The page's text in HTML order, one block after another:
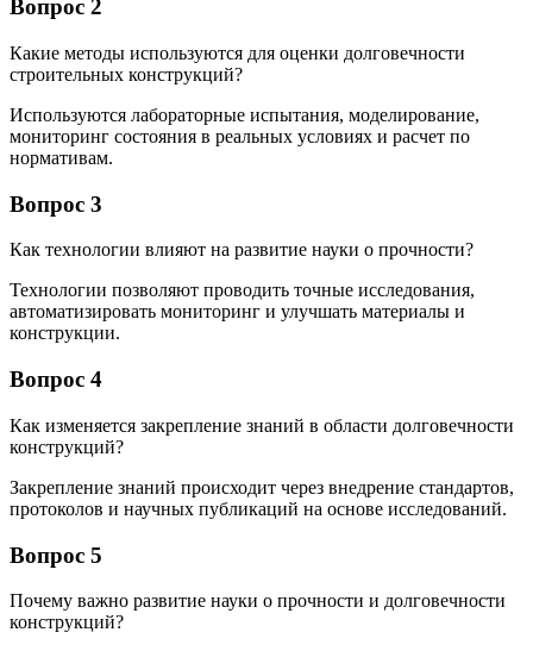
Вопрос 2
Какие методы используются для оценки долговечности
строительных конструкций?
Используются лабораторные испытания, моделирование,
мониторинг состояния в реальных условиях и расчет по
нормативам.
Вопрос 3
Как технологии влияют на развитие науки о прочности?
Технологии позволяют проводить точные исследования,
автоматизировать мониторинг и улучшать материалы и
конструкции.
Вопрос 4
Как изменяется закрепление знаний в области долговечности
конструкций?
Закрепление знаний происходит через внедрение стандартов,
протоколов и научных публикаций на основе исследований.
Вопрос 5
Почему важно развитие науки о прочности и долговечности
конструкций?